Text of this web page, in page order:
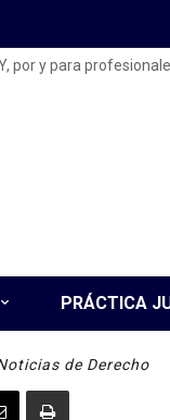
por y para
PRÁCTICA
de Derecho